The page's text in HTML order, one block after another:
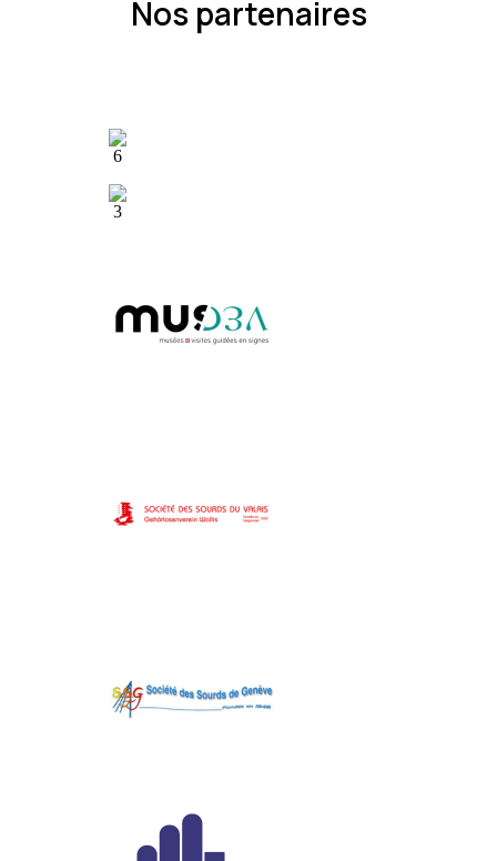
Nos partenaires